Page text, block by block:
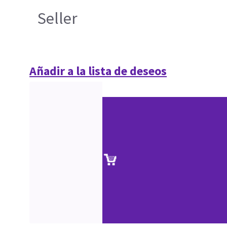
Seller
Añadir a la lista de deseos